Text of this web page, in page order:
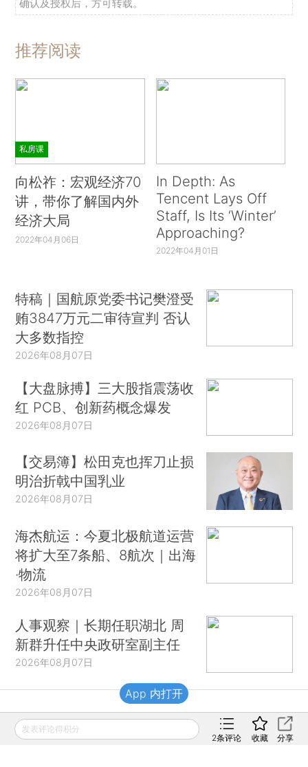
确认及授权后，方可转载。
推荐阅读
私房课
向松祚：宏观经济70
讲，带你了解国内外
经济大局
2022年04月06日
In Depth: As
Tencent Lays Off
Staff, Is Its ‘Winter’
Approaching?
2022年04月01日
特稿｜国航原党委书记樊澄受
贿3847万元二审待宣判 否认
大多数指控
2026年08月07日
【大盘脉搏】三大股指震荡收
红 PCB、创新药概念爆发
2026年08月07日
【交易簿】松田克也挥刀止损
明治折戟中国乳业
2026年08月07日
海杰航运：今夏北极航道运营
将扩大至7条船、8航次｜出海
·物流
2026年08月07日
人事观察｜长期任职湖北 周
新群升任中央政研室副主任
2026年08月07日
财新移动
发表评论得积分
2条评论 收藏 分享
App 内打开